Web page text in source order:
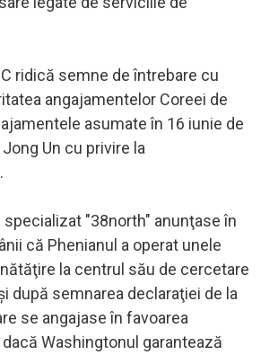
ridică semne de întrebare cu
angajamentelor Coreei de
asumate în 16 iunie de
Un cu privire la
"38north" anunţase în
că Phenianul a operat unele
la centrul său de cercetare
după semnarea declaraţiei de la
se angajase în favoarea
Washingtonul garantează